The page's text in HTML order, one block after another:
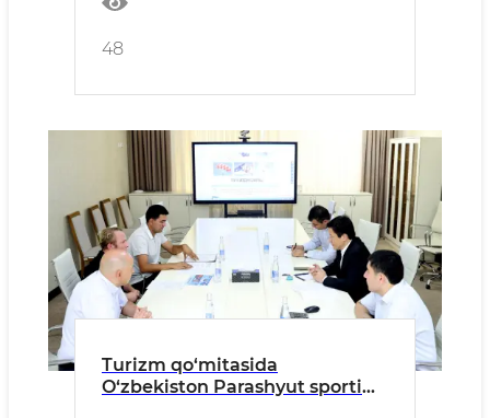
48
Turizm qo‘mitasida
O‘zbekiston Parashyut sporti